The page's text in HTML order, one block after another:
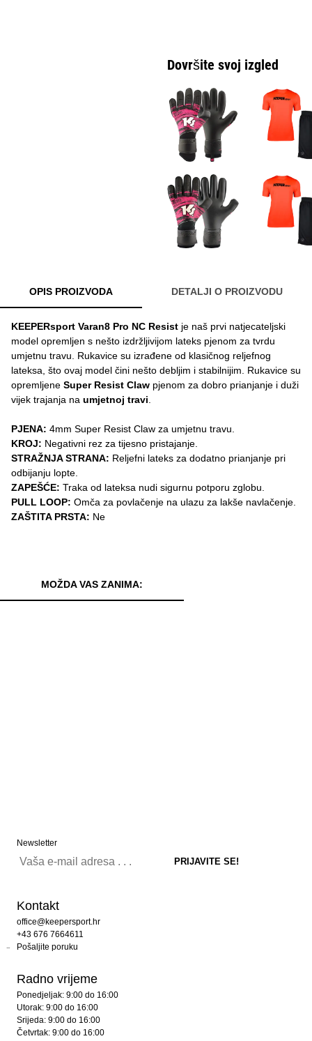
Dovršite svoj izgled
OPIS PROIZVODA DETALJI O PROIZVODU
KEEPERsport Varan8 Pro NC Resist je naš prvi natjecateljski
model opremljen s nešto izdržljivijom lateks pjenom za tvrdu
umjetnu travu. Rukavice su izrađene od klasičnog reljefnog
lateksa, što ovaj model čini nešto debljim i stabilnijim. Rukavice su
opremljene Super Resist Claw pjenom za dobro prianjanje i duži
vijek trajanja na umjetnoj travi
PJENA: 4mm Super Resist Claw za umjetnu travu.
KROJ: Negativni rez za tijesno pristajanje.
STRAŽNJA STRANA: Reljefni lateks za dodatno prianjanje pri
odbijanju lopte.
ZAPEŠĆE: Traka od lateksa nudi sigurnu potporu zglobu.
PULL LOOP: Omča za povlačenje na ulazu za lakše navlačenje.
ZAŠTITA PRSTA: Ne
MOŽDA VAS ZANIMA:
Newsletter
Kontakt
office@keepersport.hr
+43 676 7664611
Pošaljite poruku
Radno vrijeme
Ponedjeljak: 9:00 do 16:00
Utorak: 9:00 do 16:00
Srijeda: 9:00 do 16:00
Četvrtak: 9:00 do 16:00